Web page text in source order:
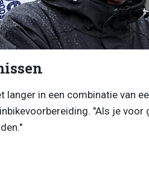
langer in een combinatie van
"Als je voor